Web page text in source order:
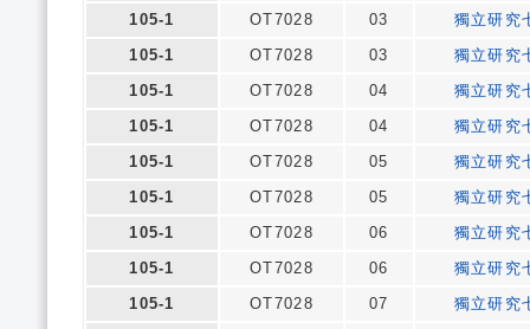
105-1
OT7028 03
獨立研究
105-1
OT7028 03
獨立研究
105-1
OT7028 04
獨立研究
105-1
OT7028 04
獨立研究
105-1
OT7028 05
獨立研究
105-1
OT7028 05
獨立研究
105-1
OT7028 06
獨立研究
105-1
OT7028 06
獨立研究
105-1
OT7028 07
獨立研究